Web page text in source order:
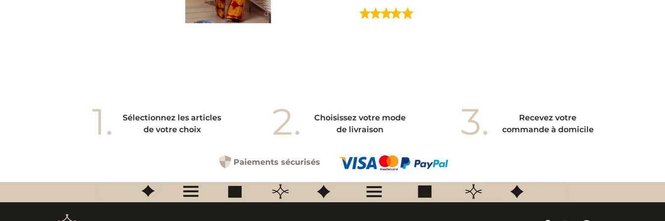
1.
Sélectionnez les articles
de votre choix
2.
Choisissez votre mode
de livraison
3.
Recevez votre
commande à domicile
Paiements sécurisés